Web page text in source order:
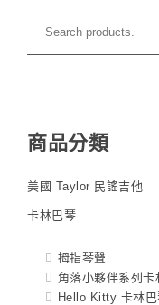
商品分類
美國 Taylor 民謠吉他
卡林巴琴
拇指琴聲
角落小夥伴系列卡
Hello Kitty 卡林巴